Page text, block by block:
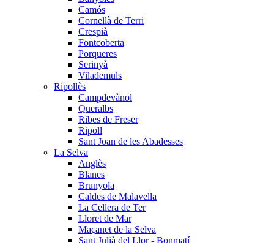
Camós
Cornellà de Terri
Crespià
Fontcoberta
Porqueres
Serinyà
Vilademuls
Ripollès
Campdevànol
Queralbs
Ribes de Freser
Ripoll
Sant Joan de les Abadesses
La Selva
Anglès
Blanes
Brunyola
Caldes de Malavella
La Cellera de Ter
Lloret de Mar
Maçanet de la Selva
Sant Julià del Llor - Bonmatí